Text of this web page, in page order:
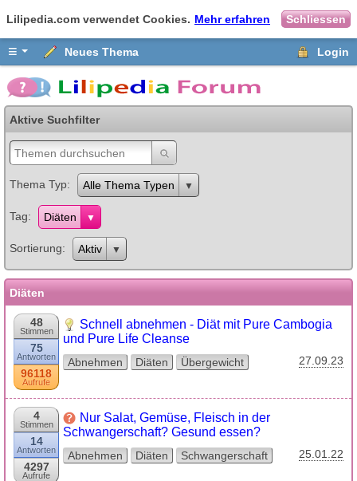
Lilipedia.com verwendet Cookies. Mehr erfahren Schliessen
≡ Neues Thema Login
Aktive Suchfilter
Thema Typ Alle Thema Typen
Tag Diäten
Sortierung Aktiv
Diäten
48
Stimmen
75
Antworten
96118
Aufrufe
Schnell abnehmen - Diät mit Pure Cambogia
und Pure Life Cleanse
Abnehmen Diäten Übergewicht 27.09.23
4
Stimmen
14
Antworten
4297
Aufrufe
Nur Salat, Gemüse, Fleisch in der
Schwangerschaft? Gesund essen?
Abnehmen Diäten Schwangerschaft 25.01.22